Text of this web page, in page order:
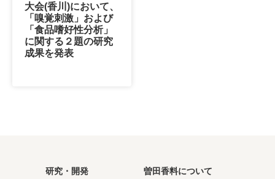
大会(香川)において、
「嗅覚刺激」および
「食品嗜好性分析」
に関する２題の研究
成果を発表
研究・開発 曽田香料について